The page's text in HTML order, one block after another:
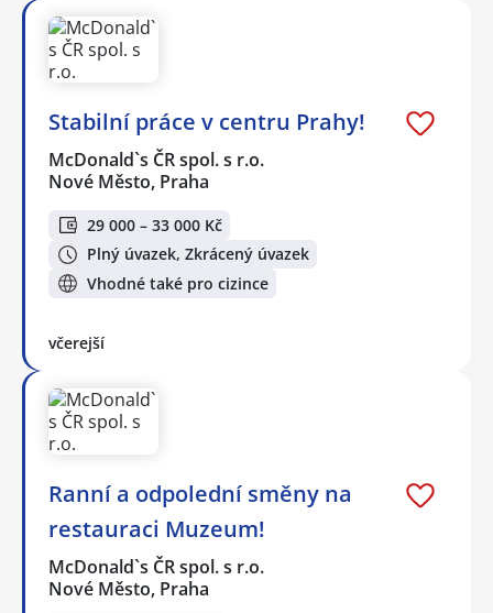
Stabilní práce v centru Prahy!
McDonald`s ČR spol. s r.o.
Nové Město, Praha
29 000 – 33 000 Kč
Plný úvazek, Zkrácený úvazek
Vhodné také pro cizince
včerejší
Ranní a odpolední směny na
restauraci Muzeum!
McDonald`s ČR spol. s r.o.
Nové Město, Praha